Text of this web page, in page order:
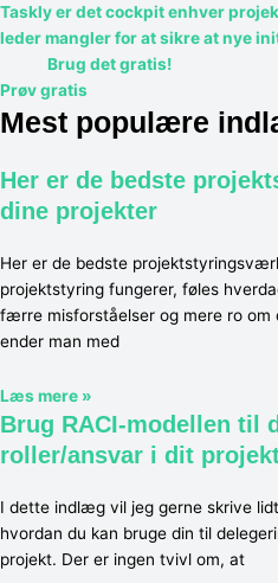
Taskly er det cockpit enhver
leder mangler for at sikre at nye
Brug det gratis!
Prøv gratis
Mest populære
Her er de bedste
dine projekter
Her er de bedste
projektstyring fungerer, føles
færre misforståelser og mere ro om
ender man med
Læs mere »
Brug RACI-modellen til
roller/ansvar i dit
I dette indlæg vil jeg gerne skrive
hvordan du kan bruge din til
projekt. Der er ingen tvivl om, at